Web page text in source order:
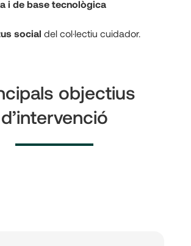
i de base tecnològica
social del col·lectiu cuidador.
objectius
d’intervenció